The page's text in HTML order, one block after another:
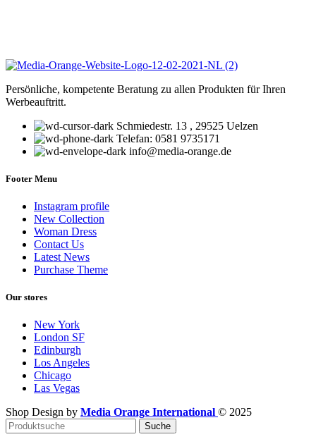
Persönliche, kompetente Beratung zu allen Produkten für Ihren
Werbeauftritt.
Schmiedestr. 13 , 29525 Uelzen
Telefan: 0581 9735171
info@media-orange.de
Footer Menu
Instagram profile
New Collection
Woman Dress
Contact Us
Latest News
Purchase Theme
Our stores
New York
London SF
Edinburgh
Los Angeles
Chicago
Las Vegas
Shop Design by Media Orange International © 2025
Suche